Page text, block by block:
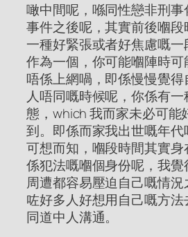
噉中間呢，喺同性戀非刑
事件之後呢，其實前後嗰
一種好緊張或者好焦慮嘅
作為一個，你可能嗰陣時
唔係上網喎，即係慢慢覺
人唔同嘅時候呢，你係有
態，which 我而家未必可能
到。即係而家我出世嘅年
可想而知，嗰段時間其實
係犯法嘅嗰個身份呢，我
周遭都容易壓迫自己嘅情
咗好多人好想用自己嘅方
同道中人溝通。